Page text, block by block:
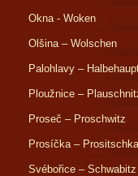
Okna - Woken
Olšina – Wolschen
Palohlavy –
Ploužnice –
Proseč – Proschwitz
Prosíčka – Prositschka
Svébořice – Schwabitz